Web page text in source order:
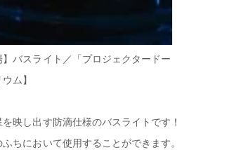
バスライト／「プロジェクタードー
ム】
映し出す防滴仕様のバスライトです！
ちにおいて使用することができます。